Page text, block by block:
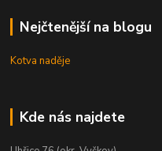
Nejčtenější na blogu
Kotva naděje
Kde nás najdete